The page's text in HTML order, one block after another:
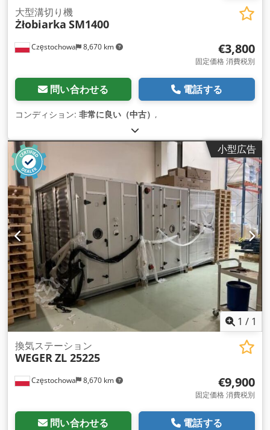
Częstochowa 8,670 km
大型溝切り機
Żłobiarka SM1400
€3,800
固定価格 消費税別
問い合わせる 電話する
コンディション: 非常に良い（中古） ,
小型広告
1 / 1
Częstochowa 8,670 km
換気ステーション
WEGER ZL 25225
€9,900
固定価格 消費税別
問い合わせる 電話する